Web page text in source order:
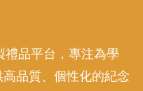
禮品平台，專注為學
品質、個性化的紀念